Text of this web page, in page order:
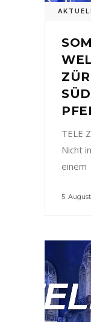
TELE
Nicht
einem
5.